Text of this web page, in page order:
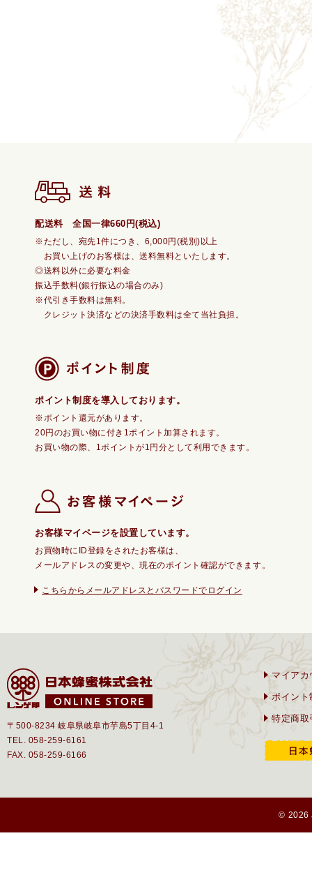
配送料 全国一律660円(税込)
※ただし、宛先1件につき、6,000円(税別)以上
お買い上げのお客様は、送料無料といたします。
◎送料以外に必要な料金
振込手数料(銀行振込の場合のみ)
※代引き手数料は無料。
クレジット決済などの決済手数料は全て当社負担。
ポイント制度を導入しております。
※ポイント還元があります。
20円のお買い物に付き1ポイント加算されます。
お買い物の際、1ポイントが1円分として利用できます。
お客様マイページを設置しています。
お買物時にID登録をされたお客様は、
メールアドレスの変更や、現在のポイント確認ができます。
こちらからメールアドレスとパスワードでログイン
〒500-8234 岐阜県岐阜市芋島5丁目4-1
TEL. 058-259-6161
FAX. 058-259-6166
マイアカ
ポイント
特定商取
© 2026